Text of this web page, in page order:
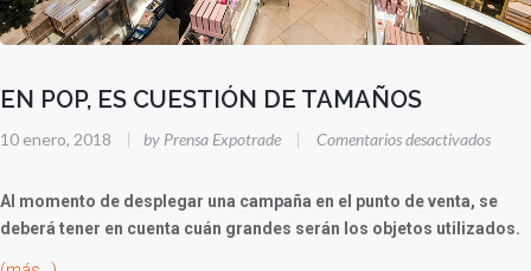
EN POP, ES CUESTIÓN DE TAMAÑOS
10 enero, 2018 | by Prensa Expotrade | Comentarios desactivadosen
POP,
ES
Al momento de desplegar una campaña en el punto de venta, se
deberá tener en cuenta cuán grandes serán los objetos utilizados.